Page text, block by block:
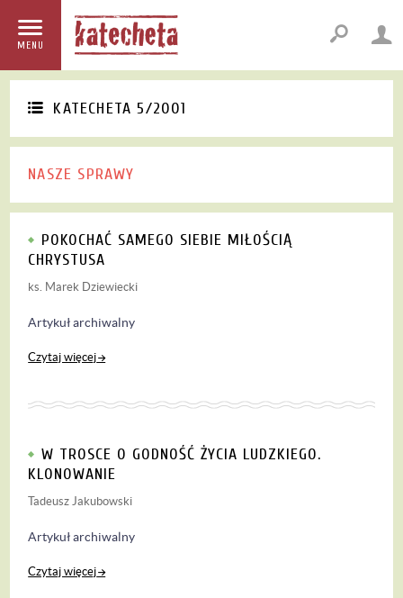
MENU
KATECHETA 5/2001
NASZE SPRAWY
POKOCHAĆ SAMEGO SIEBIE MIŁOŚCIĄ
CHRYSTUSA
ks. Marek Dziewiecki
Artykuł archiwalny
Czytaj więcej
W TROSCE O GODNOŚĆ ŻYCIA LUDZKIEGO.
KLONOWANIE
Tadeusz Jakubowski
Artykuł archiwalny
Czytaj więcej